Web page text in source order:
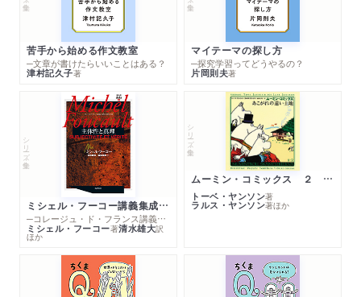
苦手から始める作文教室
─文章が書けたらいいことはある？
津村記久子著
マイテーマの探し方
─探究学習ってどうやるの？
片岡則夫著
シリーズ・全集
ミシェル・フーコー講義集成１０ 主体性と真理
─コレージュ・ド・フランス講義１９８０－１９８１年度
ミシェル・フーコー著清水雄大訳
ほか
シリーズ・全集
ムーミン・コミックス ２ あこがれの遠い土地
トーベ・ヤンソン著
ラルス・ヤンソン著ほか